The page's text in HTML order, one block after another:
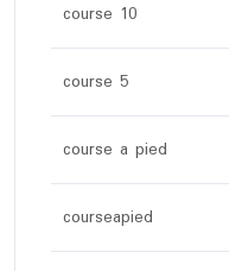
course 10
course 5
course a pied
courseapied